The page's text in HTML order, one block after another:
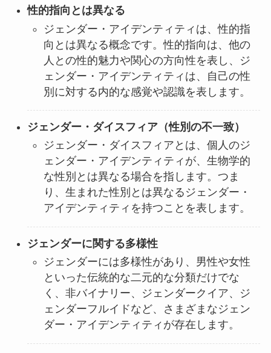
性的指向とは異なる
ジェンダー・アイデンティティは、性的指
向とは異なる概念です。性的指向は、他の
人との性的魅力や関心の方向性を表し、ジ
ェンダー・アイデンティティは、自己の性
別に対する内的な感覚や認識を表します。
ジェンダー・ダイスフィア（性別の不一致）
ジェンダー・ダイスフィアとは、個人のジ
ェンダー・アイデンティティが、生物学的
な性別とは異なる場合を指します。つま
り、生まれた性別とは異なるジェンダー・
アイデンティティを持つことを表します。
ジェンダーに関する多様性
ジェンダーには多様性があり、男性や女性
といった伝統的な二元的な分類だけでな
く、非バイナリー、ジェンダークイア、ジ
ェンダーフルイドなど、さまざまなジェン
ダー・アイデンティティが存在します。